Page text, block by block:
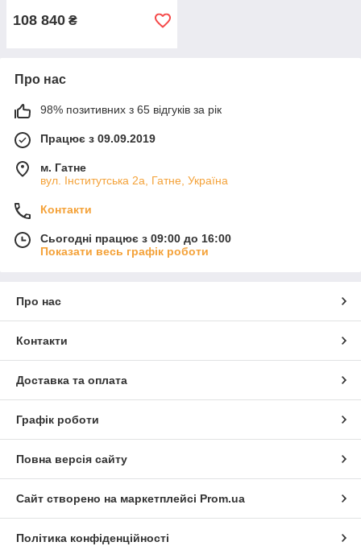
108 840 ₴
Про нас
98% позитивних з 65 відгуків за рік
Працює з 09.09.2019
м. Гатне
вул. Інститутська 2а, Гатне, Україна
Контакти
Сьогодні працює з 09:00 до 16:00
Показати весь графік роботи
Про нас
Контакти
Доставка та оплата
Графік роботи
Повна версія сайту
Сайт створено на маркетплейсі Prom.ua
Політика конфіденційності